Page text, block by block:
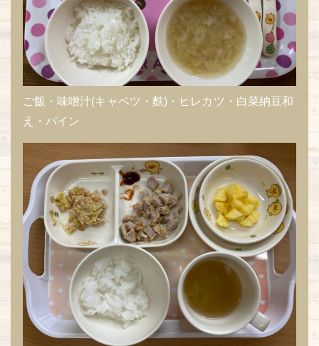
ご飯・味噌汁(キャベツ・麩)・ヒレカツ・白菜納豆和
え・パイン